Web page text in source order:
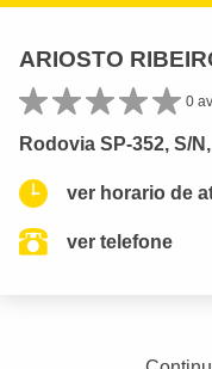
ARIOSTO
0
Rodovia SP-352, S/
ver horario de
ver telefone